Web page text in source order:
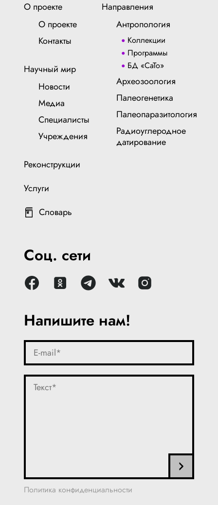
Напишите нам!
Политика конфиденциальности
О проекте
О проекте
Контакты
Научный мир
Новости
Медиа
Специалисты
Учреждения
Реконструкции
Услуги
Словарь
Направления
Антропология
Коллекции
Программы
БД «СаТо»
Археозоология
Палеогенетика
Палеопаразитология
Радиоуглеродное
датирование
Соц. сети